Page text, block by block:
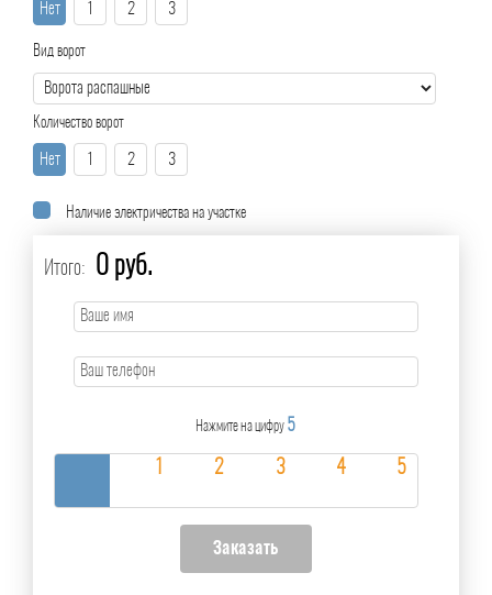
Нет 2 3
Вид ворот
Количество ворот
Нет 2 3
Наличие электричества на участке
Итого: 0 руб.
Нажмите на цифру 5